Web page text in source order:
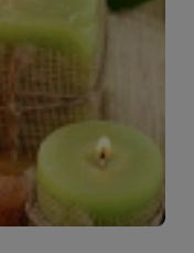
gliceryna
właściwościom
stóp.